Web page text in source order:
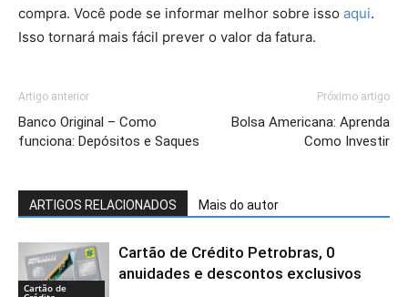
compra. Você pode se informar melhor sobre isso aqui.
Isso tornará mais fácil prever o valor da fatura.
Artigo anterior
Banco Original – Como
funciona: Depósitos e Saques
Próximo artigo
Bolsa Americana: Aprenda
Como Investir
ARTIGOS RELACIONADOS Mais do autor
Cartão de
Cartão de Crédito Petrobras, 0
anuidades e descontos exclusivos